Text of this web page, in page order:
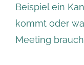
Beispiel ein
kommt oder
Meeting